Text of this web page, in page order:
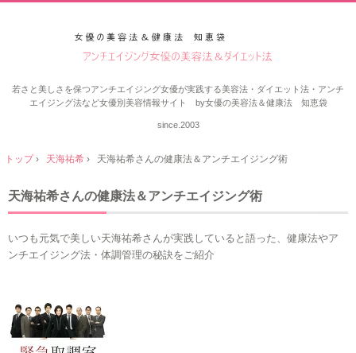
若さと美しさを保つアンチエイジング女優が実践する美容法・ダイエット法・アンチ
エイジング法など女優別美容情報サイト by女優の美容法＆健康法 知恵袋
since.2003
トップ› 天海祐希 › 天海祐希さんの健康法＆アンチエイジング術
天海祐希さんの健康法＆アンチエイジング術
いつも元気で美しい天海祐希さんが実践していると語った、健康法やア
ンチエイジング法・体調管理の秘訣をご紹介